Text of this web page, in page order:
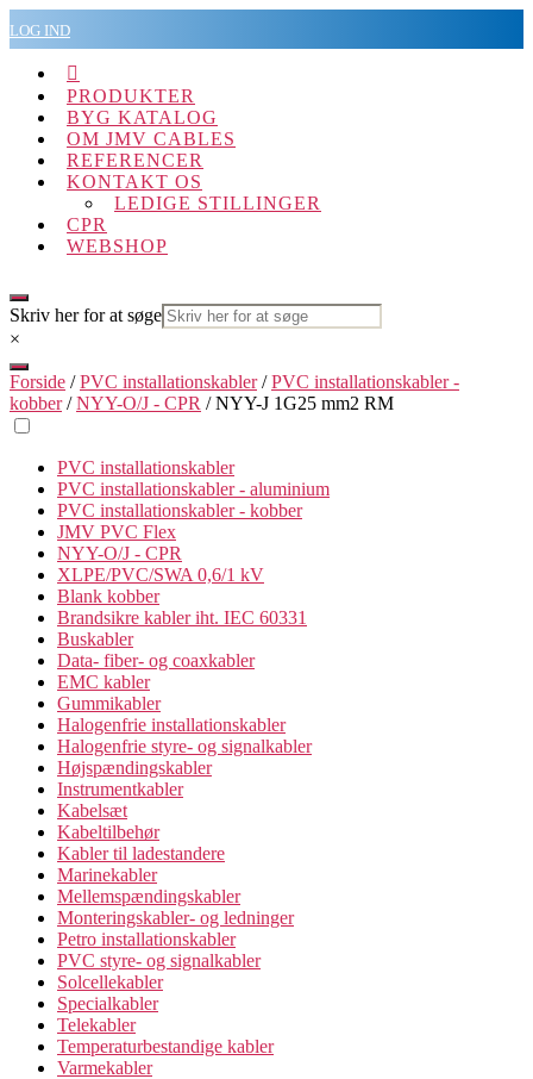
til
indholdet
LOG IND

PRODUKTER
BYG KATALOG
OM JMV CABLES
REFERENCER
KONTAKT OS
LEDIGE STILLINGER
CPR
WEBSHOP
Skriv her for at søge
×
Forside /PVC installationskabler/PVC installationskabler -
kobber/NYY-O/J - CPR / NYY-J 1G25 mm2 RM
PVC installationskabler
PVC installationskabler - aluminium
PVC installationskabler - kobber
JMV PVC Flex
NYY-O/J - CPR
XLPE/PVC/SWA 0,6/1 kV
Blank kobber
Brandsikre kabler iht. IEC 60331
Buskabler
Data- fiber- og coaxkabler
EMC kabler
Gummikabler
Halogenfrie installationskabler
Halogenfrie styre- og signalkabler
Højspændingskabler
Instrumentkabler
Kabelsæt
Kabeltilbehør
Kabler til ladestandere
Marinekabler
Mellemspændingskabler
Monteringskabler- og ledninger
Petro installationskabler
PVC styre- og signalkabler
Solcellekabler
Specialkabler
Telekabler
Temperaturbestandige kabler
Varmekabler